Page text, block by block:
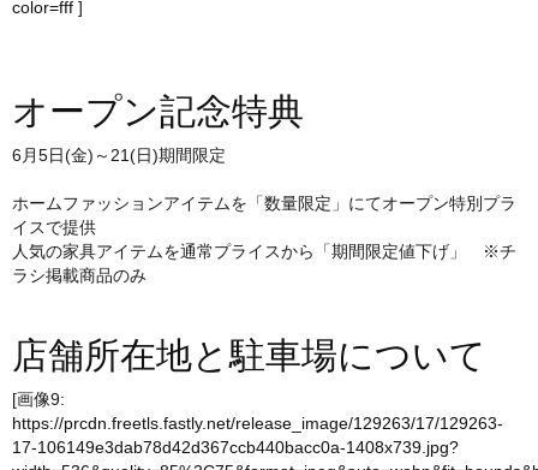
color=fff ]
オープン記念特典
6月5日(金)～21(日)期間限定
ホームファッションアイテムを「数量限定」にてオープン特別プラ
イスで提供
人気の家具アイテムを通常プライスから「期間限定値下げ」 ※チ
ラシ掲載商品のみ
店舗所在地と駐車場について
[画像9:
https://prcdn.freetls.fastly.net/release_image/129263/17/129263-
17-106149e3dab78d42d367ccb440bacc0a-1408x739.jpg?